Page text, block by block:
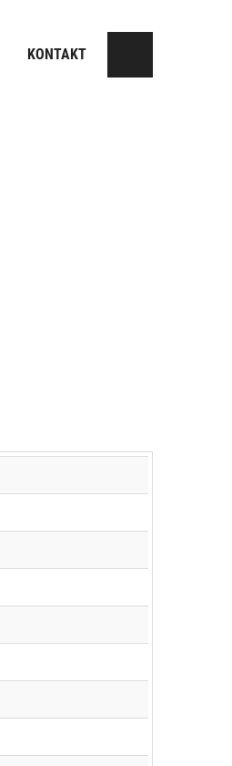
KONTAKT